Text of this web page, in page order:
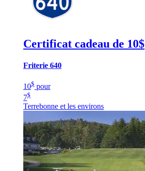
Certificat cadeau de 10$
Friterie 640
10$ pour
7$
Terrebonne et les environs